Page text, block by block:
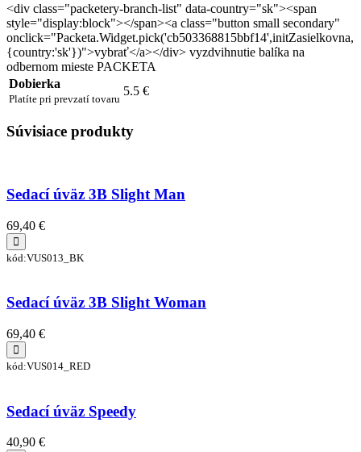
<div class="packetery-branch-list" data-country="sk"><span
style="display:block"></span><a class="button small secondary"
onclick="Packeta.Widget.pick('cb503368815bbf14',initZasielkovna,
{country:'sk'})">vybrať</a></div> vyzdvihnutie balíka na
odbernom mieste PACKETA
Dobierka
Platíte pri prevzatí tovaru
5.5 €
Súvisiace produkty
Sedací úväz 3B Slight Man
69,40 €
kód:VUS013_BK
Sedací úväz 3B Slight Woman
69,40 €
kód:VUS014_RED
Sedací úväz Speedy
40,90 €